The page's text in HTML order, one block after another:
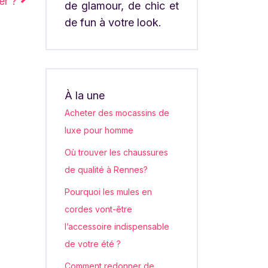
de glamour, de chic et
de fun à votre look.
À la une
Acheter des mocassins de
luxe pour homme
Où trouver les chaussures
de qualité à Rennes?
Pourquoi les mules en
cordes vont-être
l’accessoire indispensable
de votre été ?
Comment redonner de